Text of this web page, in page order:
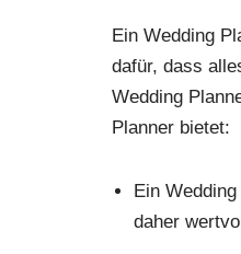
Ein Wedding
dafür, dass
Wedding
Planner bietet:
Ein
daher